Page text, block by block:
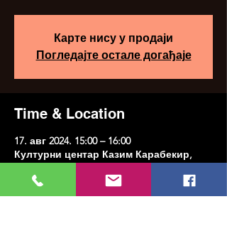
Карте нису у продаји
Погледајте остале догађаје
Time & Location
17. авг 2024. 15:00 – 16:00
Културни центар Казим Карабекир,
Но:8 Д:16, 34738 Кадıкои/Истанбул,
Туркиие